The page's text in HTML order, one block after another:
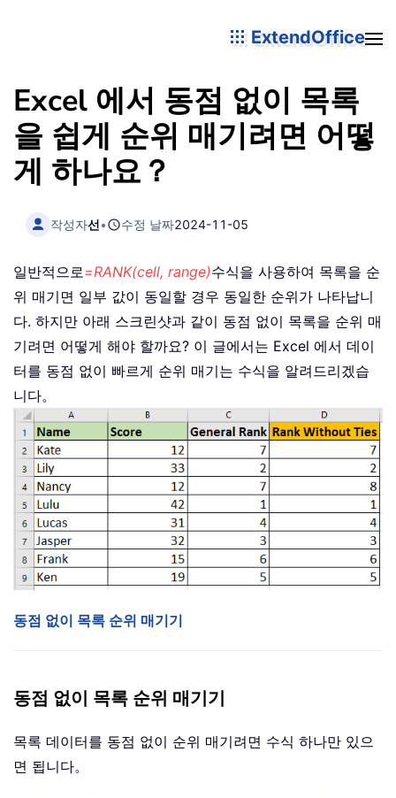
ExtendOffice
Excel 에서 동점 없이 목록
을 쉽게 순위 매기려면 어떻
게 하나요？
작성자선• 수정 날짜2024-11-05
일반적으로=RANK(cell, range)수식을 사용하여 목록을 순
위 매기면 일부 값이 동일할 경우 동일한 순위가 나타납니
다. 하지만 아래 스크린샷과 같이 동점 없이 목록을 순위 매
기려면 어떻게 해야 할까요? 이 글에서는 Excel 에서 데이
터를 동점 없이 빠르게 순위 매기는 수식을 알려드리겠습
니다。
동점 없이 목록 순위 매기기
동점 없이 목록 순위 매기기
목록 데이터를 동점 없이 순위 매기려면 수식 하나만 있으
면 됩니다。